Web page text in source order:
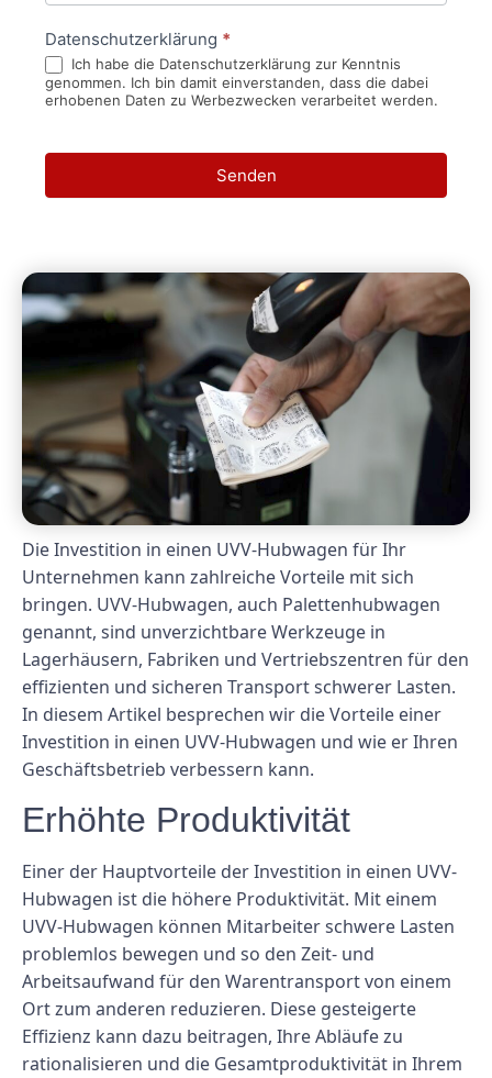
Datenschutzerklärung *
Ich habe die Datenschutzerklärung zur Kenntnis
genommen. Ich bin damit einverstanden, dass die dabei
erhobenen Daten zu Werbezwecken verarbeitet werden.
Senden
Die Investition in einen UVV-Hubwagen für Ihr
Unternehmen kann zahlreiche Vorteile mit sich
bringen. UVV-Hubwagen, auch Palettenhubwagen
genannt, sind unverzichtbare Werkzeuge in
Lagerhäusern, Fabriken und Vertriebszentren für den
effizienten und sicheren Transport schwerer Lasten.
In diesem Artikel besprechen wir die Vorteile einer
Investition in einen UVV-Hubwagen und wie er Ihren
Geschäftsbetrieb verbessern kann.
Erhöhte Produktivität
Einer der Hauptvorteile der Investition in einen UVV-
Hubwagen ist die höhere Produktivität. Mit einem
UVV-Hubwagen können Mitarbeiter schwere Lasten
problemlos bewegen und so den Zeit- und
Arbeitsaufwand für den Warentransport von einem
Ort zum anderen reduzieren. Diese gesteigerte
Effizienz kann dazu beitragen, Ihre Abläufe zu
rationalisieren und die Gesamtproduktivität in Ihrem